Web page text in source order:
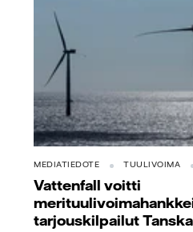
MEDIATIEDOTE TUULIVOIMA
Vattenfall voitti
tarjouskilpailut